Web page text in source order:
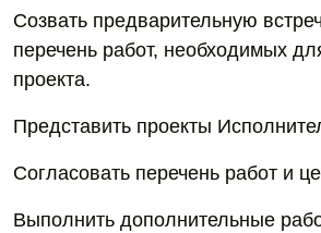
Созвать предварительную
перечень работ, необходимых
проекта.
Представить проекты
Согласовать перечень работ и
Выполнить дополнительные